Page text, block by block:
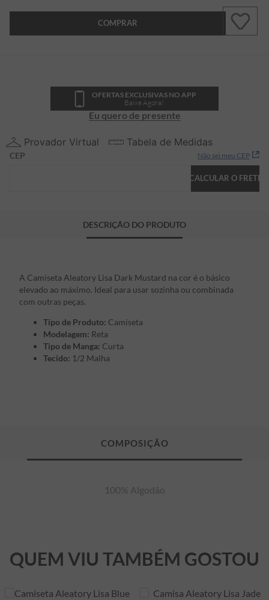
COMPRAR
OFERTAS EXCLUSIVAS NO APP
Baixe Agora!
Eu quero de presente
Provador Virtual Tabela de Medidas
CEP Não sei meu CEP
CALCULAR O FRETE
DESCRIÇÃO DO PRODUTO
A Camiseta Aleatory Lisa Dark Mustard na cor é o básico
elevado ao máximo. Ideal para usar sozinha ou combinada
com outras peças.
Tipo de Produto: Camiseta
Modelagem: Reta
Tipo de Manga: Curta
Tecido: 1/2 Malha
100% Algodão
QUEM VIU TAMBÉM GOSTOU